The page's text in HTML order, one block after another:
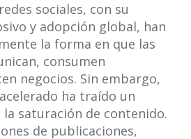
sociales, con su
y adopción global, han
la forma en que las
consumen
negocios. Sin embargo,
ha traído un
saturación de contenido.
de publicaciones,